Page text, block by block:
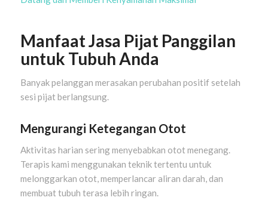
Manfaat Jasa Pijat Panggilan
untuk Tubuh Anda
Banyak pelanggan merasakan perubahan positif setelah
sesi pijat berlangsung.
Mengurangi Ketegangan Otot
Aktivitas harian sering menyebabkan otot menegang.
Terapis kami menggunakan teknik tertentu untuk
melonggarkan otot, memperlancar aliran darah, dan
membuat tubuh terasa lebih ringan.